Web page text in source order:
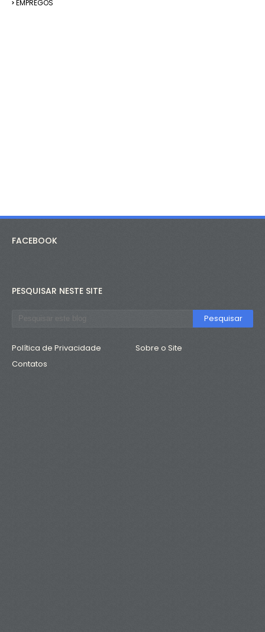
EMPREGOS
FACEBOOK
PESQUISAR NESTE SITE
Política de Privacidade
Sobre o Site
Contatos